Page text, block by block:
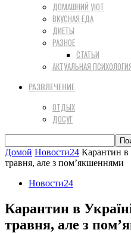
ДОМАШНИЙ УЮТ
ВКУСНАЯ ЕДА
ДИЕТЫ
РАЗНОЕ
СТАТЬИ
АКТУАЛЬНАЯ
РАЗВЛЕЧЕНИЕ
ОТДЫХ
ДОСУГ
Домой Новости24 Карантин в
травня, але з пом’якшеннями
Новости24
Карантин в
травня, але з